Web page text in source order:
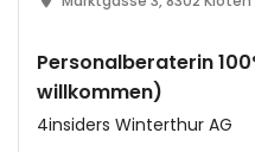
Personalberaterin
willkommen)
4insiders Winterthur AG